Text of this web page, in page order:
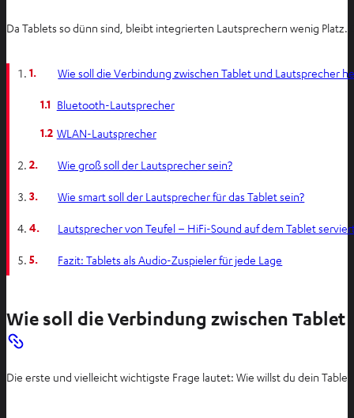
Da Tablets so dünn sind, bleibt integrierten Lautsprechern wenig
1. Wie soll die Verbindung zwischen Tablet und Lautsprecher
1.1 Bluetooth-Lautsprecher
1.2 WLAN-Lautsprecher
2. Wie groß soll der Lautsprecher sein?
3. Wie smart soll der Lautsprecher für das Tablet sein?
4. Lautsprecher von Teufel – HiFi-Sound auf dem Tablet
5. Fazit: Tablets als Audio-Zuspieler für jede Lage
Wie soll die Verbindung zwischen
Die erste und vielleicht wichtigste Frage lautet: Wie willst du dein